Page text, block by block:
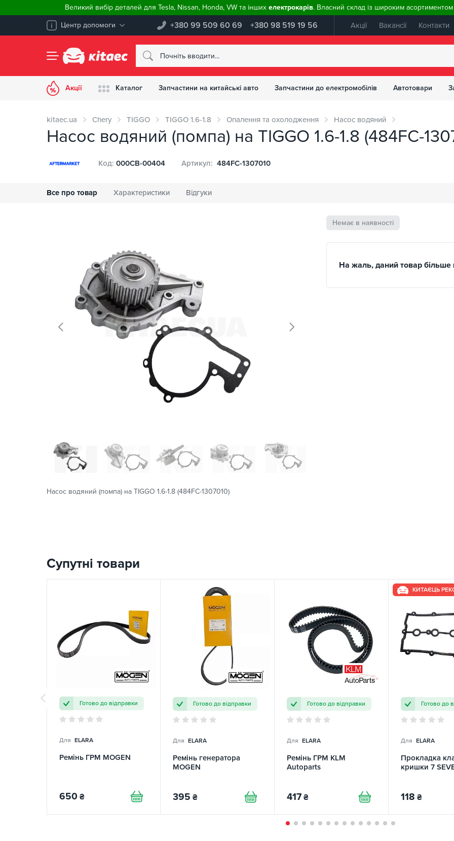
Великий вибір деталей для Tesla, Nissan, Honda, VW та інших електрокарів. Власний склад із широким
Центр допомоги +380 99 509 60 69 +380 98 519 19 56 Акції Вакансії Контакти
Акції Каталог Запчастини на китайські авто Запчастини до електромобілів Автотовари
kitaec.ua Chery TIGGO TIGGO 1.6-1.8 Опалення та охолодження Насос водяний
Насос водяний (помпа) на TIGGO 1.6-1.8 (484FC-
Все про товар Характеристики Відгуки
Код: 000CB-00404 Артикул: 484FC-1307010
Насос водяний (помпа) на TIGGO 1.6-1.8 (484FC-1307010)
Немає в наявності
На жаль, даний товар більше
Супутні товари
Готово до відправки
Для ELARA
Ремінь ГРМ MOGEN
650 ₴
Готово до відправки
Для ELARA
Ремінь генератора
MOGEN
395 ₴
Готово до відправки
Для ELARA
Ремінь ГРМ KLM
Autoparts
417 ₴
КИТАЄЦЬ
Готово до
Для ELARA
Прокладка
кришки 7
118 ₴